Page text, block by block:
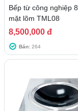
Bếp từ công nghiệp
mặt lõm TML08
8,500,000 đ
Bán: 264